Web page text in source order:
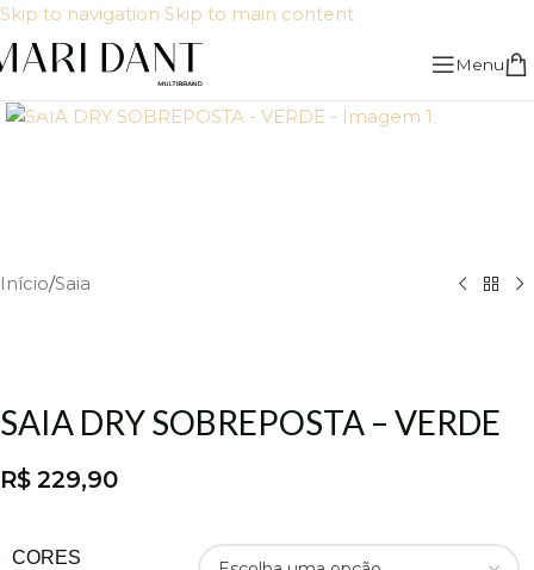
Skip to navigation Skip to main content
Menu
Click to enlarge
Início/Saia
SAIA DRY SOBREPOSTA – VERDE
R$ 229,90
CORES